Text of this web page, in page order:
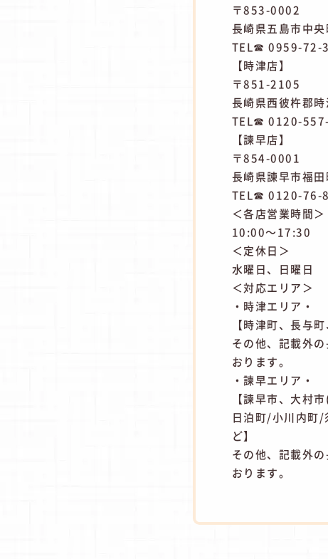
〒853-0002
長崎県五島市中
TEL☎ 0959-72-
【時津店】
〒851-2105
長崎県西彼杵郡
TEL☎ 0120-
【諫早店】
〒854-0001
長崎県諫早市福
TEL☎ 0120-76-
＜各店営業時間＞
10:00～17:30
＜定休日＞
水曜日、日曜日
＜対応エリア＞
・時津エリア・
【時津町、長与
その他、記載外
おります。
・諫早エリア・
【諫早市、大村
日泊町/小川内町
ど】
その他、記載外
おります。